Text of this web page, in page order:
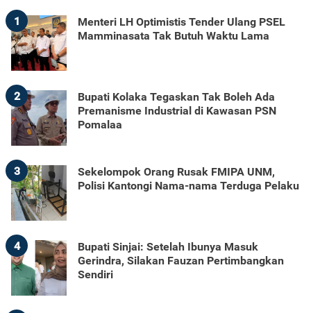
1
Menteri LH Optimistis Tender Ulang PSEL
Mamminasata Tak Butuh Waktu Lama
2
Bupati Kolaka Tegaskan Tak Boleh Ada
Premanisme Industrial di Kawasan PSN
Pomalaa
3
Sekelompok Orang Rusak FMIPA UNM,
Polisi Kantongi Nama-nama Terduga Pelaku
4
Bupati Sinjai: Setelah Ibunya Masuk
Gerindra, Silakan Fauzan Pertimbangkan
Sendiri